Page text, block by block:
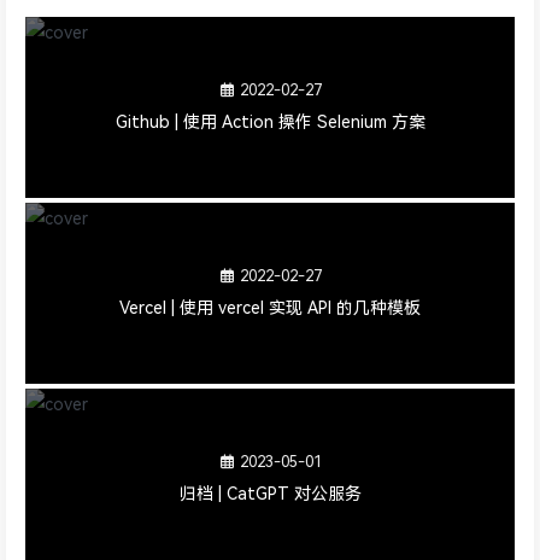
2022-02-27
Github | 使用 Action 操作 Selenium 方案
2022-02-27
Vercel | 使用 vercel 实现 API 的几种模板
2023-05-01
归档 | CatGPT 对公服务